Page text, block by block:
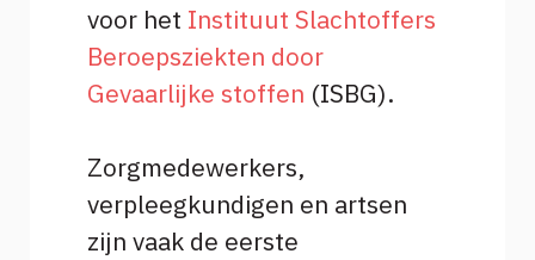
voor het Instituut Slachtoffers
Beroepsziekten door
Gevaarlijke stoffen (ISBG).
Zorgmedewerkers,
verpleegkundigen en artsen
zijn vaak de eerste